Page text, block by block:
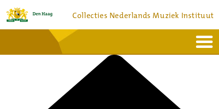
Collecties Nederlands Muziek Instituut
Bronnen en collecties